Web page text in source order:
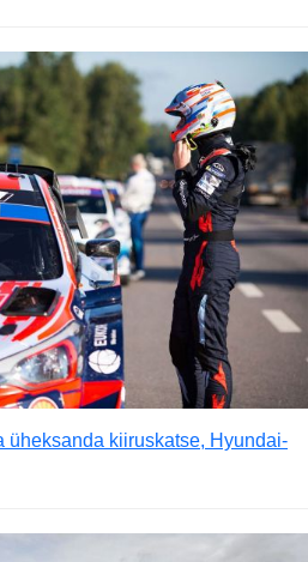
üheksanda kiiruskatse, Hyundai-